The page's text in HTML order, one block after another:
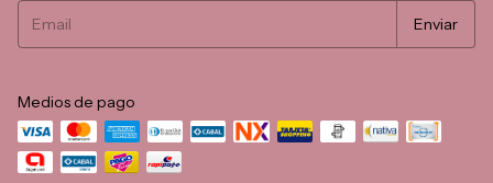
Medios de pago